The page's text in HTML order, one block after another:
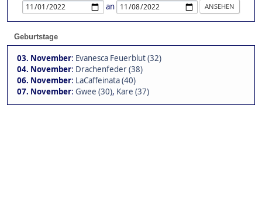
an
Geburtstage
03. November: Evanesca Feuerblut (32)
04. November: Drachenfeder (38)
06. November: LaCaffeinata (40)
07. November: Gwee (30), Kare (37)